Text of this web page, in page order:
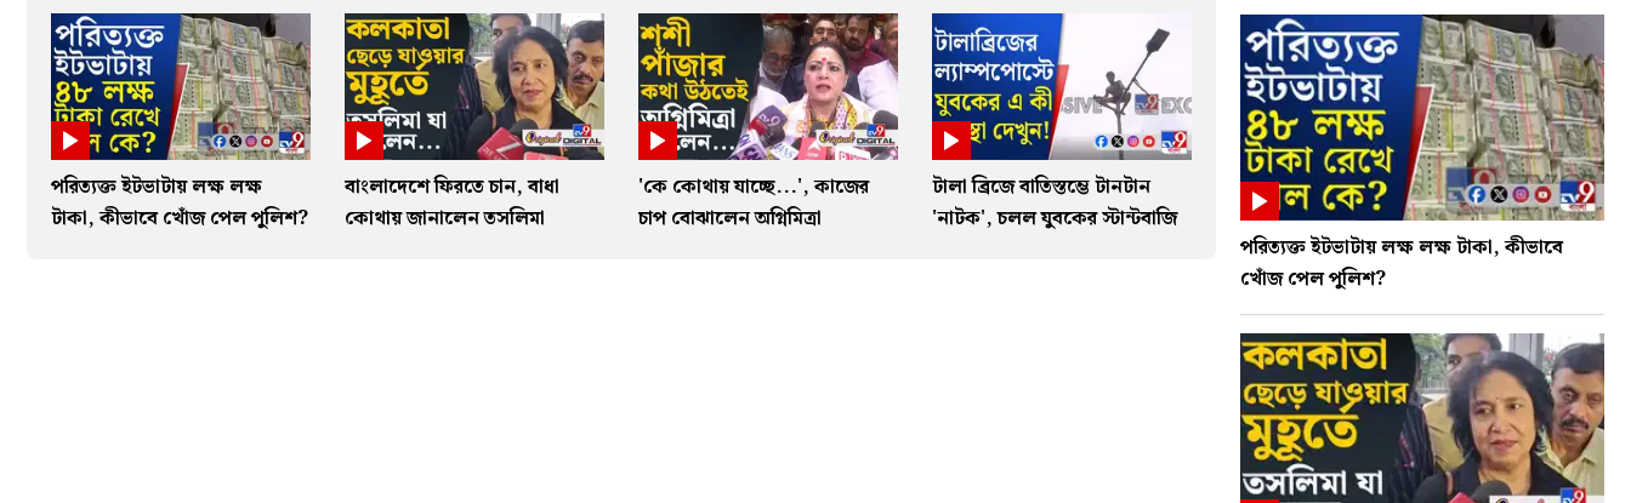
পরিত্যক্ত ইটভাটায় লক্ষ লক্ষ
টাকা, কীভাবে খোঁজ পেল পুলিশ?
বাংলাদেশে ফিরতে চান, বাধা
কোথায় জানালেন তসলিমা
'কে কোথায় যাচ্ছে...', কাজের
চাপ বোঝালেন অগ্নিমিত্রা
টালা ব্রিজে বাতিস্তম্ভে টানটান
'নাটক', চলল যুবকের স্টান্টবাজি
পরিত্যক্ত ইটভাটায় লক্ষ লক্ষ টাকা, কীভাবে
খোঁজ পেল পুলিশ?